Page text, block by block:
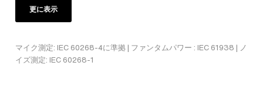
更に表示
マイク測定: IEC 60268-4に準拠 | ファンタムパワー : IEC 61938 | ノ
イズ測定: IEC 60268-1